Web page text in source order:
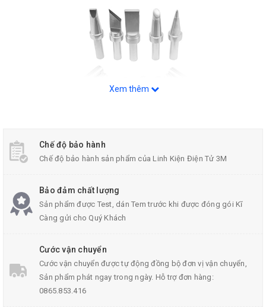
Thông Số Kĩ Thuật Mũi Hàn 500:
Trọng lượng: 8g đến 16g
Loại
mũi hàn : gồm 16 loại
Tuổi thọ: >5000 điểm hàn
Xem thêm
Chế độ bảo hành
Chế độ bảo hành sản phẩm của Linh Kiện Điện Tử 3M
Bảo đảm chất lượng
Sản phẩm được Test, dán Tem trước khi được đóng gói Kĩ
Càng gửi cho Quý Khách
Cước vận chuyển
Cước vận chuyển được tự động đồng bộ đơn vị vận chuyển,
Sản phẩm phát ngay trong ngày. Hỗ trợ đơn hàng:
0865.853.416